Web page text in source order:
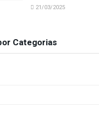
21/03/2025
Categorias